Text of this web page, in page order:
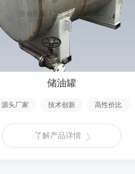
储油罐
源头厂家 技术创新 高性价比
了解产品详情